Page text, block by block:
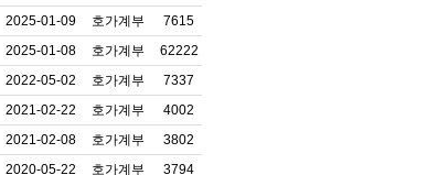
2025-01-09 호가계부
7615
2025-01-08 호가계부
62222
2022-05-02 호가계부
7337
2021-02-22 호가계부
4002
2021-02-08 호가계부
3802
2020-05-22 호가계부
3794